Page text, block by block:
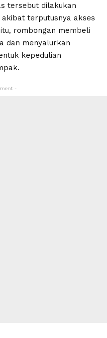
tersebut dilakukan
terputusnya akses
rombongan membeli
dan menyalurkan
kepedulian
-